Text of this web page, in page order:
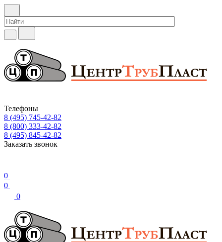
Телефоны
8 (495) 745-42-82
8 (800) 333-42-82
8 (495) 845-42-82
Заказать звонок
0
0
0